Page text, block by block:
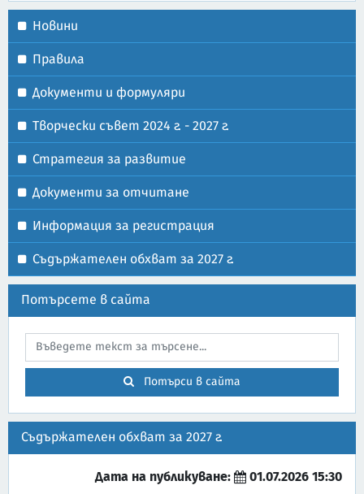
Новини
Правила
Документи и формуляри
Творчески съвет 2024 г. - 2027 г.
Стратегия за развитие
Документи за отчитане
Информация за регистрация
Съдържателен обхват за 2027 г.
Потърсете в сайта
Потърси в сайта
Съдържателен обхват за 2027 г.
Дата на публикуване: 01.07.2026 15:30